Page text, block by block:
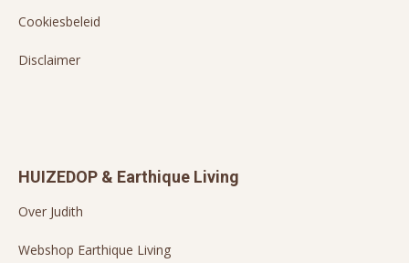
Cookiesbeleid
Disclaimer
HUIZEDOP & Earthique Living
Over Judith
Webshop Earthique Living